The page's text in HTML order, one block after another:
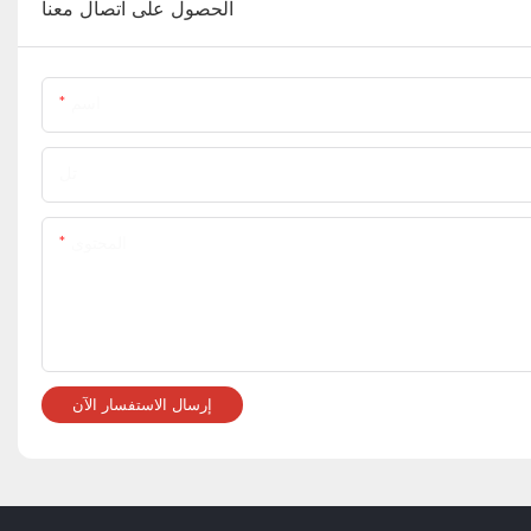
الحصول على اتصال معنا
إرسال الاستفسار الآن